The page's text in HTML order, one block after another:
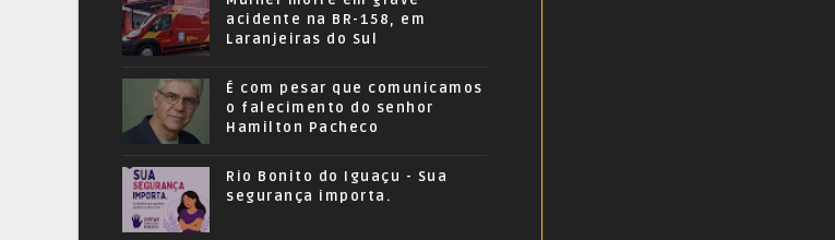
acidente na BR-158, em
Laranjeiras do Sul
É com pesar que comunicamos
o falecimento do senhor
Hamilton Pacheco
Rio Bonito do Iguaçu - Sua
segurança importa.